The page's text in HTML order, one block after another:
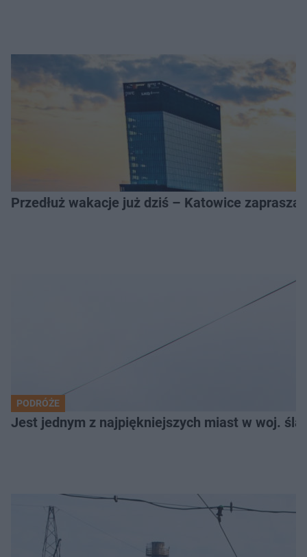
Przedłuż wakacje już dziś – Katowice
PODRÓŻE
Jest jednym z najpiękniejszych miast w woj.